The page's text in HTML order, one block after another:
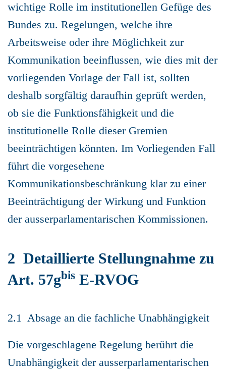
wichtige Rolle im institutionellen Gefüge des
Bundes zu. Regelungen, welche ihre
Arbeitsweise oder ihre Möglichkeit zur
Kommunikation beeinflussen, wie dies mit der
vorliegenden Vorlage der Fall ist, sollten
deshalb sorgfältig daraufhin geprüft werden,
ob sie die Funktionsfähigkeit und die
institutionelle Rolle dieser Gremien
beeinträchtigen könnten. Im Vorliegenden Fall
führt die vorgesehene
Kommunikationsbeschränkung klar zu einer
Beeinträchtigung der Wirkung und Funktion
der ausserparlamentarischen Kommissionen.
2 Detaillierte Stellungnahme zu
Art. 57gbis E-RVOG
2.1 Absage an die fachliche Unabhängigkeit
Die vorgeschlagene Regelung berührt die
Unabhängigkeit der ausserparlamentarischen